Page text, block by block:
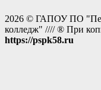
2026 © ГАПОУ ПО
колледж" //// ® При
https://pspk58.ru